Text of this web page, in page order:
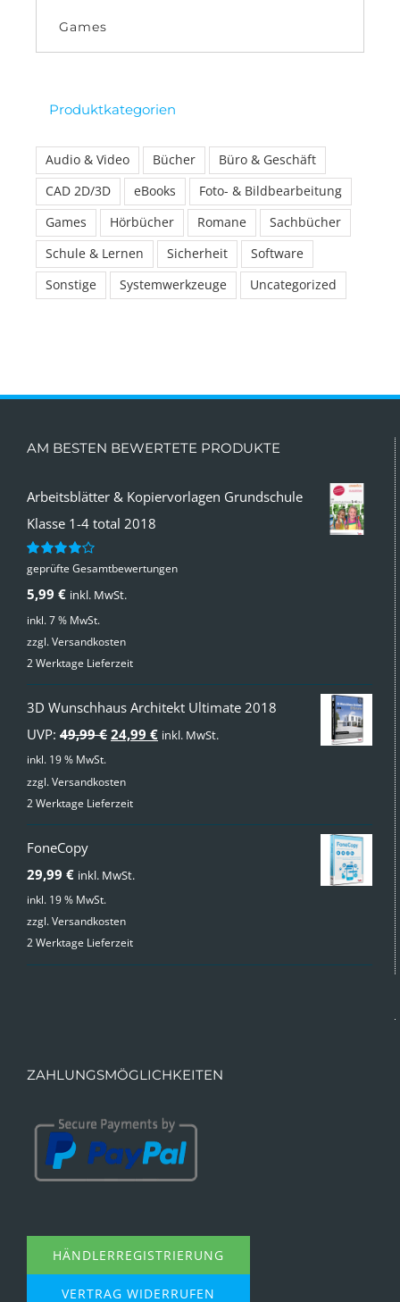
Games
Produktkategorien
Audio & Video Bücher
Büro & Geschäft
CAD 2D/3D
eBooks
Foto- & Bildbearbeitung
Games
Hörbücher Romane
Sachbücher
Schule & Lernen
Sicherheit
Software
Sonstige
Systemwerkzeuge Uncategorized
AM BESTEN BEWERTETE PRODUKTE
Arbeitsblätter & Kopiervorlagen Grundschule
Klasse 1-4 total 2018
Bewertet
von 5
geprüfte Gesamtbewertungen
5,99 € inkl. MwSt.
inkl. 7 % MwSt.
zzgl.Versandkosten
2 Werktage Lieferzeit
3D Wunschhaus Architekt Ultimate 2018
UVP: 49,99€ Ursprünglicher
war:
24,99 €Aktueller
inkl. MwSt.
inkl. 19 % MwSt.
zzgl.Versandkosten
2 Werktage Lieferzeit
FoneCopy
29,99 € inkl. MwSt.
inkl. 19 % MwSt.
zzgl.Versandkosten
2 Werktage Lieferzeit
ZAHLUNGSMÖGLICHKEITEN
HÄNDLERREGISTRIERUNG
VERTRAG WIDERRUFEN